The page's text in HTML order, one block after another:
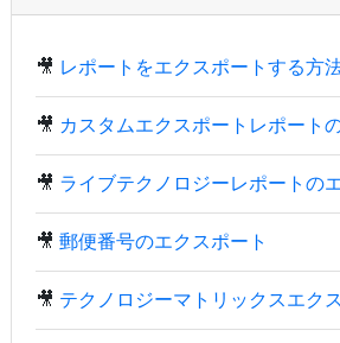
🎥 レポートをエクスポートする方
🎥 カスタムエクスポートレポート
🎥 ライブテクノロジーレポートの
🎥 郵便番号のエクスポート
🎥 テクノロジーマトリックスエク